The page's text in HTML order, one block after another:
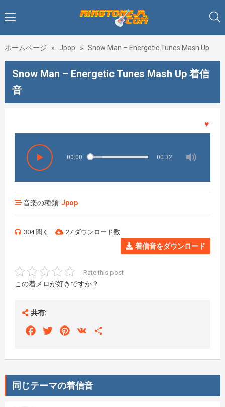
ホームページ » Jpop » Snow Man – Energetic Tunes Mash Up
Snow Man – Energetic Tunes Mash Up 着信
音
♥♥♥着
00:00 00:32
音楽の種類: Jpop
304 聞く 27 ダウンロード数
着信音をダウンロード
Rate this post
この着メロが好きですか？
共有:
FacebookTwitterPinterest
VK
同じテーマの着信音